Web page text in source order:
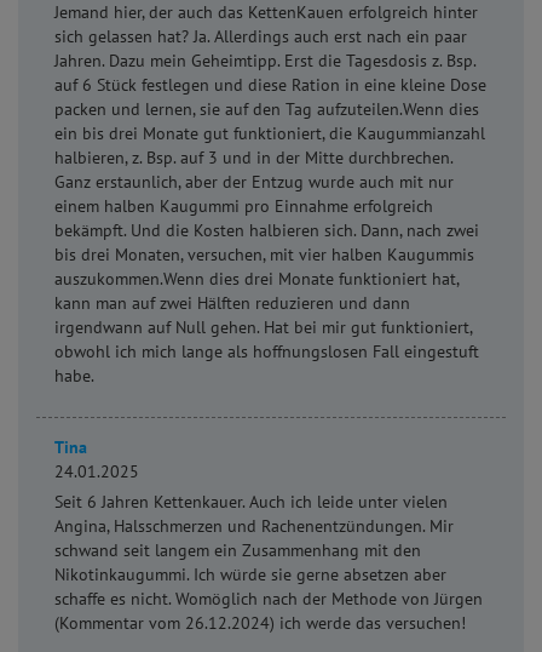
Jemand hier, der auch das KettenKauen erfolgreich hinter
sich gelassen hat? Ja. Allerdings auch erst nach ein paar
Jahren. Dazu mein Geheimtipp. Erst die Tagesdosis z. Bsp.
auf 6 Stück festlegen und diese Ration in eine kleine Dose
packen und lernen, sie auf den Tag aufzuteilen.Wenn dies
ein bis drei Monate gut funktioniert, die Kaugummianzahl
halbieren, z. Bsp. auf 3 und in der Mitte durchbrechen.
Ganz erstaunlich, aber der Entzug wurde auch mit nur
einem halben Kaugummi pro Einnahme erfolgreich
bekämpft. Und die Kosten halbieren sich. Dann, nach zwei
bis drei Monaten, versuchen, mit vier halben Kaugummis
auszukommen.Wenn dies drei Monate funktioniert hat,
kann man auf zwei Hälften reduzieren und dann
irgendwann auf Null gehen. Hat bei mir gut funktioniert,
obwohl ich mich lange als hoffnungslosen Fall eingestuft
habe.
Tina
24.01.2025
Seit 6 Jahren Kettenkauer. Auch ich leide unter vielen
Angina, Halsschmerzen und Rachenentzündungen. Mir
schwand seit langem ein Zusammenhang mit den
Nikotinkaugummi. Ich würde sie gerne absetzen aber
schaffe es nicht. Womöglich nach der Methode von Jürgen
(Kommentar vom 26.12.2024) ich werde das versuchen!